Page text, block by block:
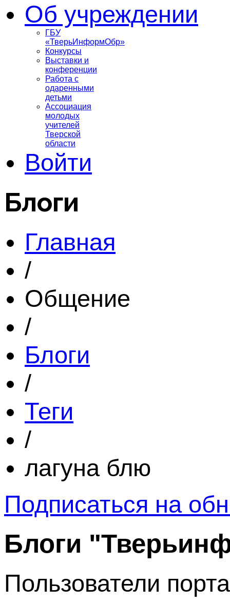
Об учреждении
ГБУ
«ТверьИнформОбр»
Конкурсы
Выставки и
конференции
Работа с
одаренными
детьми
Ассоциация
молодых
учителей
Тверской
области
Войти
Блоги
Главная
/
Общение
/
Блоги
/
Теги
/
лагуна блю
Подписаться на
Блоги
Пользователи